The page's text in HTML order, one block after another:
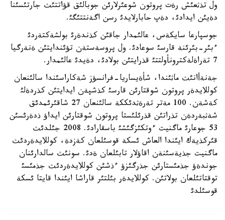
ول تذثعئش رةت پروتون شوعئرلارئن جوبالئق قؤاتتئث جارتئسئنا
دةيئن ايدادئ، دةپ حابارلايدئ رسن اگةنتتئگئ.
جوسپارعا سايكةس، عالئمدار جاقئن كذندةرئ بولشةكتةردئ
ءبئر-بئرئنة قارسئ سوعادئ. ول پروسةستةن تؤئندايتئن ةنةرگيا
7 تةراةلةكترونأولتتئ قذرايتئن بولادئ، دةيدئ عالئمدار.
جةنةأانئث ماثئندا، شأةيساريا-فرانسؤز شةكاراسئندا سالئنعان
كوللايدةر پروتون شوقتارئن قارسئ كذشپةن ايدايتئن كذردةلئ
كةشةن. 100 مةتر تةرةثدئككة سالئنعان 27 شاقئرئمدئق
شةثبةردةن تذراتئن قذرئلئستا پروتون شوقتارئن ايداؤ ذدةرئسئن
53 جوعارئ ماگنيت ءوتكئزگئشئ باسقارادئ. 2008 جئلدئث
قئركذيةك ايئندا العاش ئسكة قوسئلعان كةزدة، كوللايدةردئث
ماگنيت جذيةسئنةن اقاؤلار تابئلعان ةدئ. سونئث سالدارئنان
جوندةؤ جذمئستارئن جذرگئزؤ ءذشئن كوللايدةردئث جذمئسئ
توقتاتئلعان بولاتئن. كوللايدةر بئلتئر قاراشا ايئندا قايتا ئسكة
قوسئلدئ